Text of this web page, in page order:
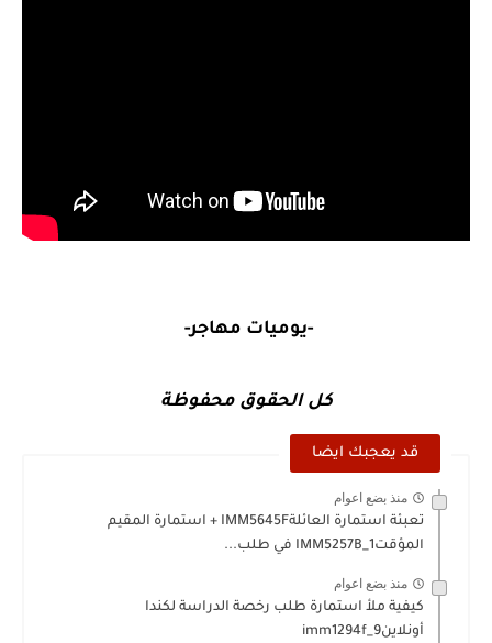
-يوميات مهاجر-
كل الحقوق محفوظة
قد يعجبك ايضا
منذ بضع اعوام
تعبئة استمارة العائلةIMM5645F + استمارة المقيم
المؤقتIMM5257B_1 في طلب...
منذ بضع اعوام
كيفية ملأ استمارة طلب رخصة الدراسة لكندا
أونلاينimm1294f_9